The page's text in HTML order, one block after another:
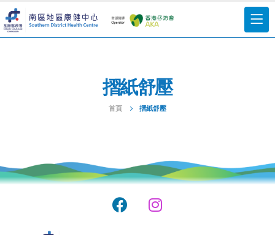
摺紙舒壓
首頁 摺紙舒壓